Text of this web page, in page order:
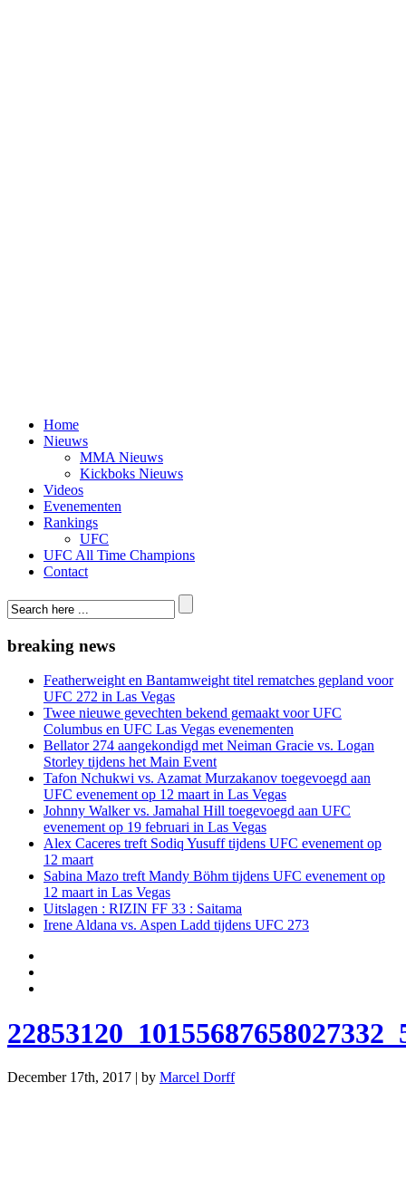
Home
Nieuws
MMA Nieuws
Kickboks Nieuws
Videos
Evenementen
Rankings
UFC
UFC All Time Champions
Contact
breaking news
Featherweight en Bantamweight titel rematches gepland voor
UFC 272 in Las Vegas
Twee nieuwe gevechten bekend gemaakt voor UFC
Columbus en UFC Las Vegas evenementen
Bellator 274 aangekondigd met Neiman Gracie vs. Logan
Storley tijdens het Main Event
Tafon Nchukwi vs. Azamat Murzakanov toegevoegd aan
UFC evenement op 12 maart in Las Vegas
Johnny Walker vs. Jamahal Hill toegevoegd aan UFC
evenement op 19 februari in Las Vegas
Alex Caceres treft Sodiq Yusuff tijdens UFC evenement op
12 maart
Sabina Mazo treft Mandy Böhm tijdens UFC evenement op
12 maart in Las Vegas
Uitslagen : RIZIN FF 33 : Saitama
Irene Aldana vs. Aspen Ladd tijdens UFC 273
December 17th, 2017 | by Marcel Dorff